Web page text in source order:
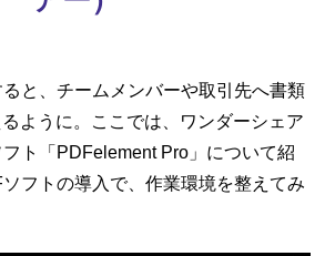
と、チームメンバーや取引先へ書類
ように。ここでは、ワンダーシェア
ト「PDFelement Pro」について紹
フトの導入で、作業環境を整えてみ